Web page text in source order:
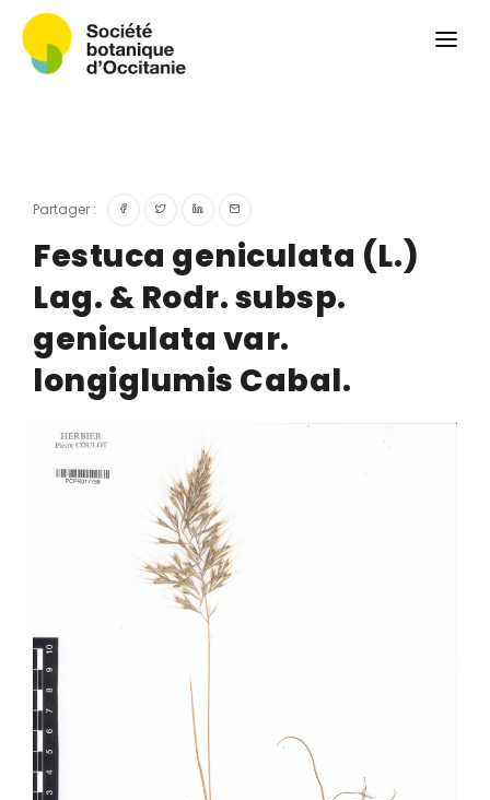
Herbier PCPR
Ressources
Actualités et calendrier
Contact
Partager :
Festuca geniculata (L.)
Lag. & Rodr. subsp.
geniculata var.
longiglumis Cabal.